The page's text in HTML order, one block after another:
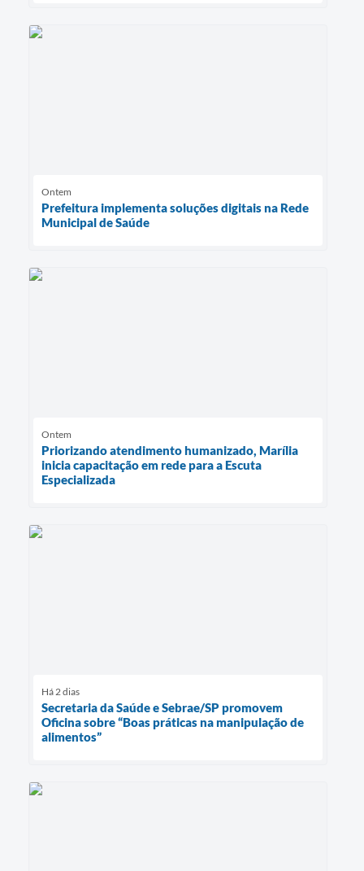
Ontem
Prefeitura implementa soluções digitais na Rede
Municipal de Saúde
Ontem
Priorizando atendimento humanizado, Marília
inicia capacitação em rede para a Escuta
Especializada
Há 2 dias
Secretaria da Saúde e Sebrae/SP promovem
Oficina sobre “Boas práticas na manipulação de
alimentos”